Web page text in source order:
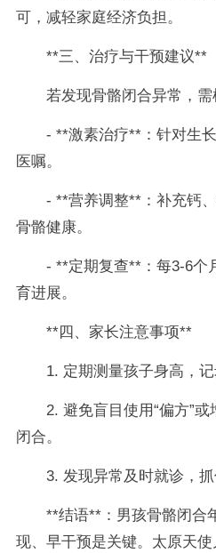
可，减轻家庭经济负担。
**三、治疗与干预建议**
若发现骨骼闭合异常，需
- **激素治疗**：针对生
医嘱。
- **营养调整**：补充钙
骨骼健康。
- **定期复查**：每3-6个
育进展。
**四、家长注意事项**
1. 定期测量孩子身高，记
2. 避免盲目使用“偏方”
闭合。
3. 发现异常及时就诊，抓
**结语**：男孩骨骼闭合
现、早干预是关键。太原天